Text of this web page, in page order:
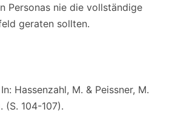
Personas nie die vollständige
geraten sollten.
(opens new window)
In: Hassenzahl, M. & Peissner, M.
(S. 104-107).